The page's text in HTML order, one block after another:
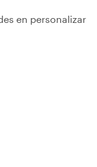
en personalizar